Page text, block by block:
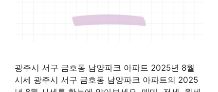
광주시 서구 금호동 남양파크 아파트 2025년 8월
시세 광주시 서구 금호동 남양파크 아파트의 2025